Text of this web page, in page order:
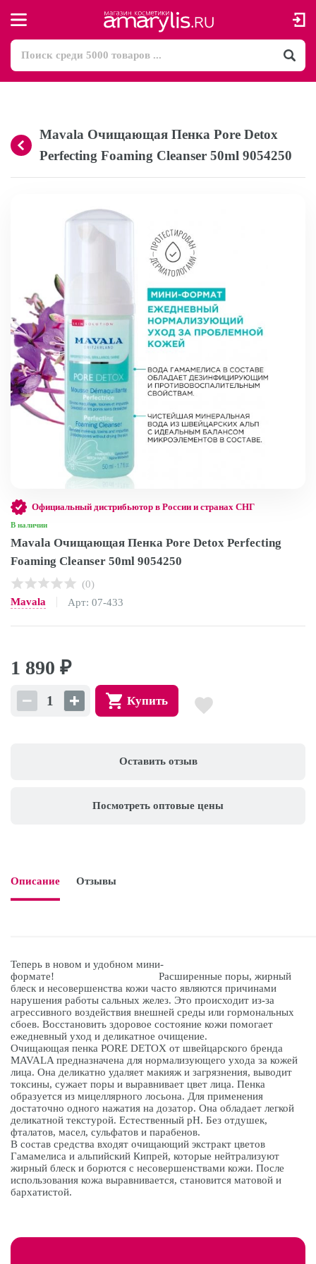
Mavala Очищающая Пенка Pore Detox
Perfecting Foaming Cleanser 50ml 9054250
Оставить отзыв
Посмотреть оптовые цены
Официальный дистрибьютор в России и странах СНГ
В наличии
Mavala Очищающая Пенка Pore Detox Perfecting
Foaming Cleanser 50ml 9054250
(0)
Mavala
Арт: 07-433
1 890 ₽
Купить
Описание Отзывы
Теперь в новом и удобном мини-
формате! Расширенные поры, жирный
блеск и несовершенства кожи часто являются причинами
нарушения работы сальных желез. Это происходит из-за
агрессивного воздействия внешней среды или гормональных
сбоев. Восстановить здоровое состояние кожи помогает
ежедневный уход и деликатное очищение.
Очищающая пенка PORE DETOX от швейцарского бренда
MAVALA предназначена для нормализующего ухода за кожей
лица. Она деликатно удаляет макияж и загрязнения, выводит
токсины, сужает поры и выравнивает цвет лица. Пенка
образуется из мицеллярного лосьона. Для применения
достаточно одного нажатия на дозатор. Она обладает легкой
деликатной текстурой. Естественный pH. Без отдушек,
фталатов, масел, сульфатов и парабенов.
В состав средства входят очищающий экстракт цветов
Гамамелиса и альпийский Кипрей, которые нейтрализуют
жирный блеск и борются с несовершенствами кожи. После
использования кожа выравнивается, становится матовой и
бархатистой.